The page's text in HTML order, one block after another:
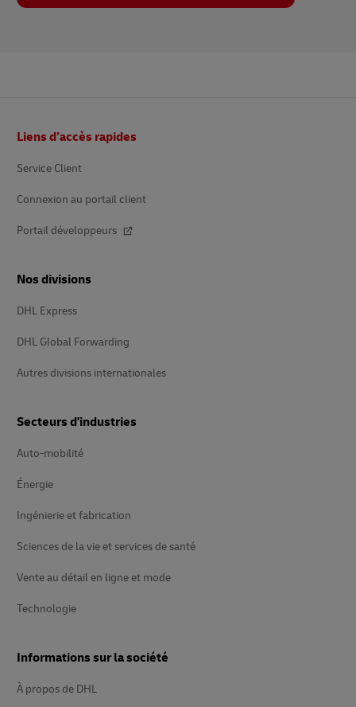
de
Liens d’accès rapides
Service Client
Connexion au portail client
Portail développeurs
Nos divisions
DHL Express
DHL Global Forwarding
Autres divisions internationales
Secteurs d'industries
Auto-mobilité
Énergie
Ingénierie et fabrication
Sciences de la vie et services de santé
Vente au détail en ligne et mode
Technologie
Informations sur la société
À propos de DHL